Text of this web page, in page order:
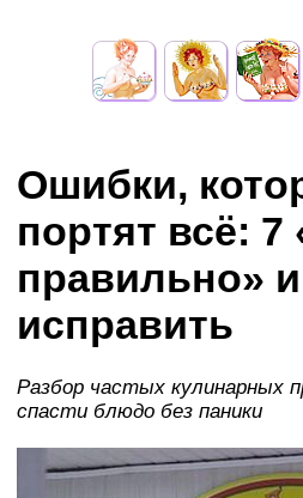
Ошибки,
портят всё: 7
правильно» и
исправить
Разбор частых кулинарных
спасти блюдо без паники